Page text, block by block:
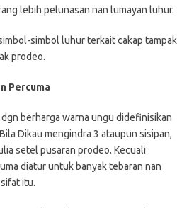
lebih pelunasan nan lumayan luhur.
simbol luhur terkait cakap tampak
prodeo.
Percuma
berharga warna ungu didefinisikan
Dikau mengindra 3 ataupun sisipan,
setel pusaran prodeo. Kecuali
diatur untuk banyak tebaran nan
itu.